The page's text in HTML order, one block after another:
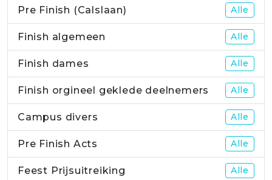
Pre Finish (Calslaan) Alle
Finish algemeen Alle
Finish dames Alle
Finish orgineel geklede deelnemers Alle
Campus divers Alle
Pre Finish Acts Alle
Feest Prijsuitreiking Alle